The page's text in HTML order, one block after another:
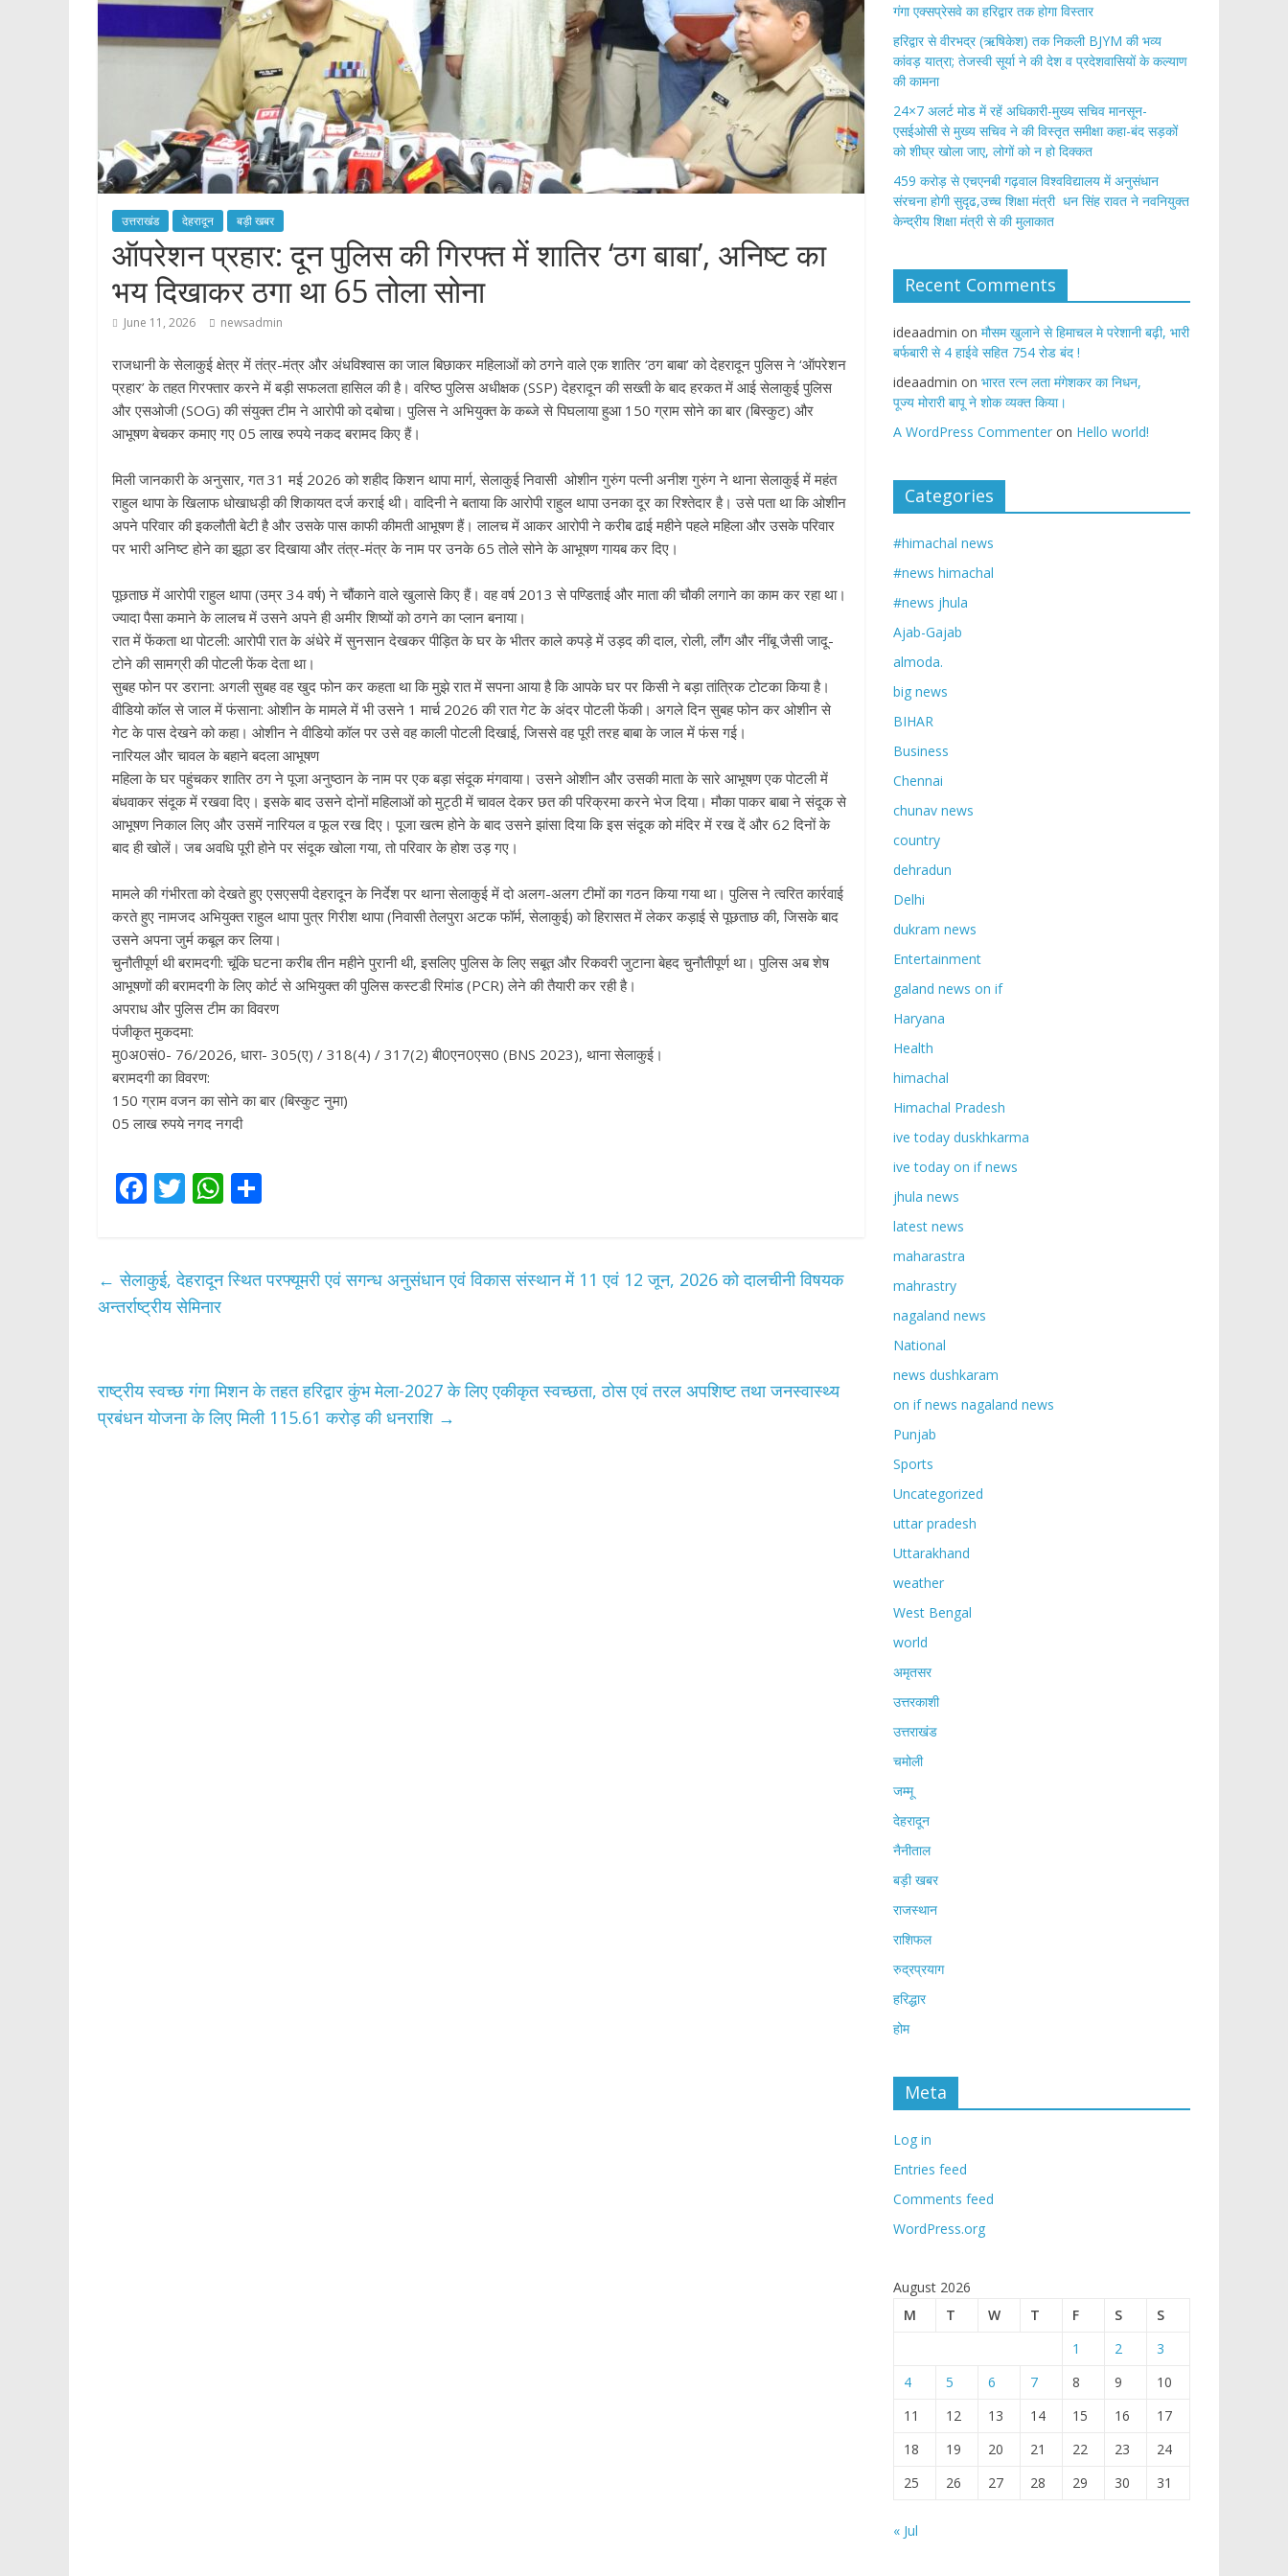
उत्तराखंड देहरादून बड़ी खबर
​ऑपरेशन प्रहार: दून पुलिस की गिरफ्त में शातिर ‘ठग बाबा’, अनिष्ट का
भय दिखाकर ठगा था 65 तोला सोना
June 11, 2026 newsadmin
राजधानी के सेलाकुई क्षेत्र में तंत्र-मंत्र और अंधविश्वास का जाल बिछाकर महिलाओं को ठगने वाले एक शातिर ‘ठग बाबा’ को देहरादून पुलिस ने ‘ऑपरेशन
प्रहार’ के तहत गिरफ्तार करने में बड़ी सफलता हासिल की है। वरिष्ठ पुलिस अधीक्षक (SSP) देहरादून की सख्ती के बाद हरकत में आई सेलाकुई पुलिस
और एसओजी (SOG) की संयुक्त टीम ने आरोपी को दबोचा। पुलिस ने अभियुक्त के कब्जे से पिघलाया हुआ 150 ग्राम सोने का बार (बिस्कुट) और
आभूषण बेचकर कमाए गए 05 लाख रुपये नकद बरामद किए हैं।
​मिली जानकारी के अनुसार, गत 31 मई 2026 को शहीद किशन थापा मार्ग, सेलाकुई निवासी ओशीन गुरुंग पत्नी अनीश गुरुंग ने थाना सेलाकुई में महंत
राहुल थापा के खिलाफ धोखाधड़ी की शिकायत दर्ज कराई थी। वादिनी ने बताया कि आरोपी राहुल थापा उनका दूर का रिश्तेदार है। उसे पता था कि ओशीन
अपने परिवार की इकलौती बेटी है और उसके पास काफी कीमती आभूषण हैं। लालच में आकर आरोपी ने करीब ढाई महीने पहले महिला और उसके परिवार
पर भारी अनिष्ट होने का झूठा डर दिखाया और तंत्र-मंत्र के नाम पर उनके 65 तोले सोने के आभूषण गायब कर दिए।
​पूछताछ में आरोपी राहुल थापा (उम्र 34 वर्ष) ने चौंकाने वाले खुलासे किए हैं। वह वर्ष 2013 से पण्डिताई और माता की चौकी लगाने का काम कर रहा था।
ज्यादा पैसा कमाने के लालच में उसने अपने ही अमीर शिष्यों को ठगने का प्लान बनाया।
​रात में फेंकता था पोटली: आरोपी रात के अंधेरे में सुनसान देखकर पीड़ित के घर के भीतर काले कपड़े में उड़द की दाल, रोली, लौंग और नींबू जैसी जादू-
टोने की सामग्री की पोटली फेंक देता था।
​सुबह फोन पर डराना: अगली सुबह वह खुद फोन कर कहता था कि मुझे रात में सपना आया है कि आपके घर पर किसी ने बड़ा तांत्रिक टोटका किया है।
​वीडियो कॉल से जाल में फंसाना: ओशीन के मामले में भी उसने 1 मार्च 2026 की रात गेट के अंदर पोटली फेंकी। अगले दिन सुबह फोन कर ओशीन से
गेट के पास देखने को कहा। ओशीन ने वीडियो कॉल पर उसे वह काली पोटली दिखाई, जिससे वह पूरी तरह बाबा के जाल में फंस गई।
​नारियल और चावल के बहाने बदला आभूषण
​महिला के घर पहुंचकर शातिर ठग ने पूजा अनुष्ठान के नाम पर एक बड़ा संदूक मंगवाया। उसने ओशीन और उसकी माता के सारे आभूषण एक पोटली में
बंधवाकर संदूक में रखवा दिए। इसके बाद उसने दोनों महिलाओं को मुट्ठी में चावल देकर छत की परिक्रमा करने भेज दिया। मौका पाकर बाबा ने संदूक से
आभूषण निकाल लिए और उसमें नारियल व फूल रख दिए। पूजा खत्म होने के बाद उसने झांसा दिया कि इस संदूक को मंदिर में रख दें और 62 दिनों के
बाद ही खोलें। जब अवधि पूरी होने पर संदूक खोला गया, तो परिवार के होश उड़ गए।
​मामले की गंभीरता को देखते हुए एसएसपी देहरादून के निर्देश पर थाना सेलाकुई में दो अलग-अलग टीमों का गठन किया गया था। पुलिस ने त्वरित कार्रवाई
करते हुए नामजद अभियुक्त राहुल थापा पुत्र गिरीश थापा (निवासी तेलपुरा अटक फॉर्म, सेलाकुई) को हिरासत में लेकर कड़ाई से पूछताछ की, जिसके बाद
उसने अपना जुर्म कबूल कर लिया।
​चुनौतीपूर्ण थी बरामदगी: चूंकि घटना करीब तीन महीने पुरानी थी, इसलिए पुलिस के लिए सबूत और रिकवरी जुटाना बेहद चुनौतीपूर्ण था। पुलिस अब शेष
आभूषणों की बरामदगी के लिए कोर्ट से अभियुक्त की पुलिस कस्टडी रिमांड (PCR) लेने की तैयारी कर रही है।
​अपराध और पुलिस टीम का विवरण
​पंजीकृत मुकदमा:
​मु0अ0सं0- 76/2026, धारा- 305(ए) / 318(4) / 317(2) बी0एन0एस0 (BNS 2023), थाना सेलाकुई।
​बरामदगी का विवरण:
​150 ग्राम वजन का सोने का बार (बिस्कुट नुमा)
​05 लाख रुपये नगद नगदी
F
b
o
T
er
W
s e
← सेलाकुई, देहरादून स्थित परफ्यूमरी एवं सगन्ध अनुसंधान एवं विकास संस्थान में 11 एवं 12 जून, 2026 को दालचीनी विषयक
अन्तर्राष्ट्रीय सेमिनार
राष्ट्रीय स्वच्छ गंगा मिशन के तहत हरिद्वार कुंभ मेला-2027 के लिए एकीकृत स्वच्छता, ठोस एवं तरल अपशिष्ट तथा जनस्वास्थ्य
प्रबंधन योजना के लिए मिली 115.61 करोड़ की धनराशि →
गंगा एक्सप्रेसवे का हरिद्वार तक होगा विस्तार
​हरिद्वार से वीरभद्र (ऋषिकेश) तक निकली BJYM की भव्य
कांवड़ यात्रा; तेजस्वी सूर्या ने की देश व प्रदेशवासियों के कल्याण
की कामना
24×7 अलर्ट मोड में रहें अधिकारी-मुख्य सचिव मानसून-
एसईओसी से मुख्य सचिव ने की विस्तृत समीक्षा कहा-बंद सड़कों
को शीघ्र खोला जाए, लोगों को न हो दिक्कत
459 करोड़ से एचएनबी गढ़वाल विश्वविद्यालय में अनुसंधान
संरचना होगी सुदृढ,उच्च शिक्षा मंत्री धन सिंह रावत ने नवनियुक्त
केन्द्रीय शिक्षा मंत्री से की मुलाकात
Recent Comments
ideaadmin on मौसम खुलाने से हिमाचल मे परेशानी बढ़ी, भारी
बर्फबारी से 4 हाईवे सहित 754 रोड बंद !
ideaadmin on भारत रत्न लता मंगेशकर का निधन,
पूज्य मोरारी बापू ने शोक व्यक्त किया।
A WordPress Commenter on Hello world!
Categories
#himachal news
#news himachal
#news jhula
Ajab-Gajab
almoda.
big news
BIHAR
Business
Chennai
chunav news
country
dehradun
Delhi
dukram news
Entertainment
galand news on if
Haryana
Health
himachal
Himachal Pradesh
ive today duskhkarma
ive today on if news
jhula news
latest news
maharastra
mahrastry
nagaland news
National
news dushkaram
on if news nagaland news
Punjab
Sports
Uncategorized
uttar pradesh
Uttarakhand
weather
West Bengal
world
अमृतसर
उत्तरकाशी
उत्तराखंड
चमोली
जम्मू
देहरादून
नैनीताल
बड़ी खबर
राजस्थान
राशिफल
रुद्रप्रयाग
हरिद्धार
होम
Meta
Log in
Entries feed
Comments feed
WordPress.org
August 2026
M
T W T F S
S
1
2
3
4
5 6 7 8 9
10
11
12 13 14 15 16
17
18
19 20 21 22 23
24
25
26 27 28 29 30 31
« Jul